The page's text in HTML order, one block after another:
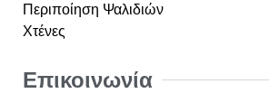
Περιποίηση Ψαλιδιών
Χτένες
Επικοινωνία